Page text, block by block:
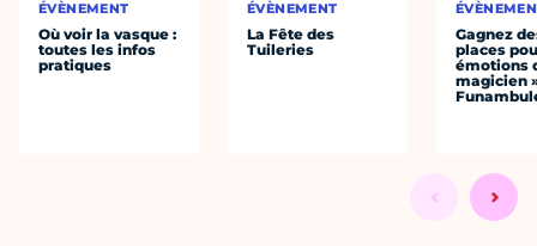
ÉVÈNEMENT
Où voir la vasque :
toutes les infos
pratiques
ÉVÈNEMENT
La Fête des
Tuileries
Gagnez
places
émotions
magicien